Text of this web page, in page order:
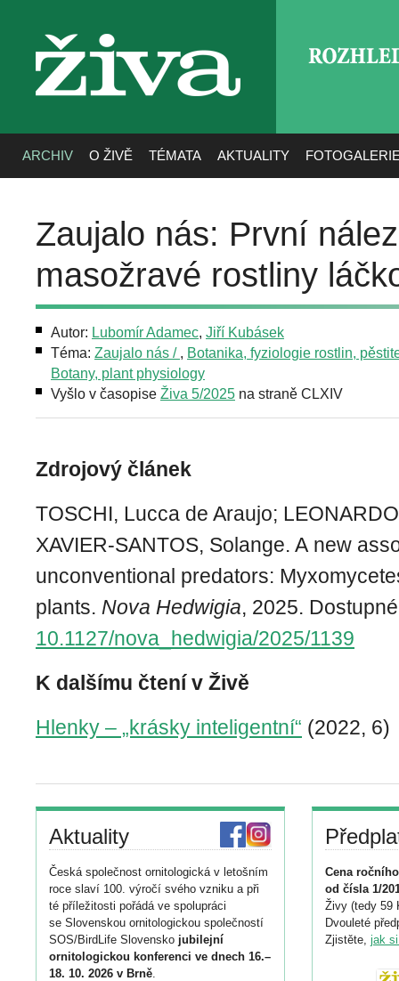
živa
ARCHIV O ŽIVĚ TÉMATA AKTUALITY
Zaujalo nás: První
masožravé rostliny
Autor: Lubomír Adamec, Jiří Kubásek
Téma: Zaujalo nás / , Botanika, fyziologie rostlin,
Botany, plant physiology
Vyšlo v časopise Živa 5/2025 na straně CLXIV
Zdrojový článek
TOSCHI, Lucca de Araujo;
XAVIER-SANTOS, Solange. A new
unconventional predators:
plants. Nova Hedwigia, 2025.
10.1127/nova_hedwigia/2025/1139
K dalšímu čtení v Živě
Hlenky – „krásky inteligentní“ (2022, 6)
Aktuality
Česká společnost ornitologická v letošním
roce slaví 100. výročí svého vzniku a při
té příležitosti pořádá ve spolupráci
se Slovenskou ornitologickou společností
SOS/BirdLife Slovensko jubilejní
ornitologickou konferenci ve dnech 16.–
18. 10. 2026 v Brně.
Cena
od čísla 1/
Živy (tedy 59
Dvouleté
Zjistěte, jak